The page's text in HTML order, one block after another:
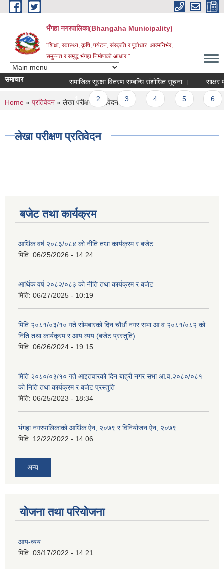
Skip to main content
भँगहा नगरपालिका(Bhangaha Municipality)
"शिक्षा, स्वास्थ्य, कृषि, पर्यटन, संस्कृति र पूर्वाधार: आत्मनिर्भर,
समुन्नत र समृद्ध भंगहा निर्माणको आधार "
समाचार समाजिक सूरक्षा वितरण सम्बन्धि संशोधित सूचना । साक्षर
Pages
1 2 3
You are here
Home » प्रतिवेदन » लेखा परीक्षण प्रतिवेदन
लेखा परीक्षण प्रतिवेदन
बजेट तथा कार्यक्रम
आर्थिक वर्ष २०८३/०८४ को नीति तथा कार्यक्रम र बजेट
मिति: 06/25/2026 - 14:24
आर्थिक वर्ष २०८२/०८३ को नीति तथा कार्यक्रम र बजेट
मिति: 06/27/2025 - 10:19
मिति २०८१/०३/१० गते सोमबारको दिन चौधौं नगर सभा आ.व.२०८१/०८२ को
निति तथा कार्यक्रम र आय व्यय (बजेट प्रस्तुति)
मिति: 06/26/2024 - 19:15
मिति २०८०/०३/१० गते आइतवारको दिन बाह्रौ नगर सभा आ.व.२०८०/०८१
को निति तथा कार्यक्रम र बजेट प्रस्तुति
मिति: 06/25/2023 - 18:34
भंगहा नगरपालिकाको आर्थिक ऐन, २०७९ र विनियोजन ऐन, २०७९
मिति: 12/22/2022 - 14:06
अन्य
योजना तथा परियोजना
आय-व्यय
मिति: 03/17/2022 - 14:21